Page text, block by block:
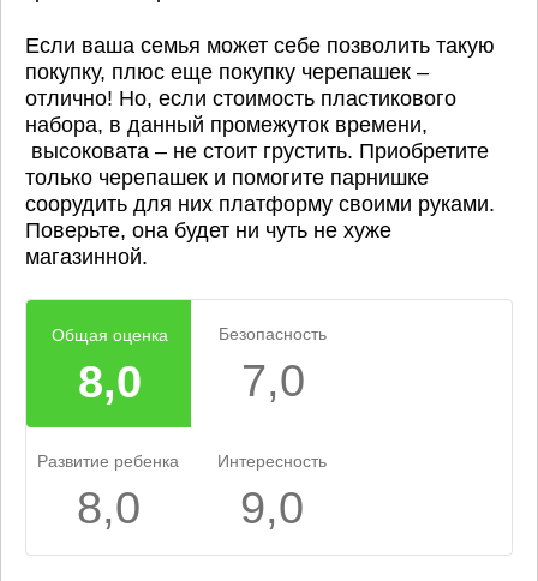
Если ваша семья может себе позволить такую
покупку, плюс еще покупку черепашек –
отлично! Но, если стоимость пластикового
набора, в данный промежуток времени,
высоковата – не стоит грустить. Приобретите
только черепашек и помогите парнишке
соорудить для них платформу своими руками.
Поверьте, она будет ни чуть не хуже
магазинной.
Общая оценка
8,0
Безопасность
7,0
Развитие ребенка
8,0
Интересность
9,0